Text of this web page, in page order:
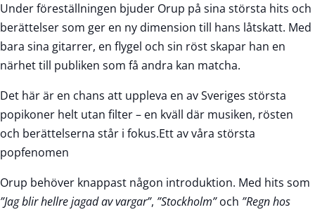
Under föreställningen bjuder Orup på sina största hits och
berättelser som ger en ny dimension till hans låtskatt. Med
bara sina gitarrer, en flygel och sin röst skapar han en
närhet till publiken som få andra kan matcha.
Det här är en chans att uppleva en av Sveriges största
popikoner helt utan filter – en kväll där musiken, rösten
och berättelserna står i fokus.Ett av våra största
popfenomen
Orup behöver knappast någon introduktion. Med hits som
”Jag blir hellre jagad av vargar”, ”Stockholm”och ”Regn hos